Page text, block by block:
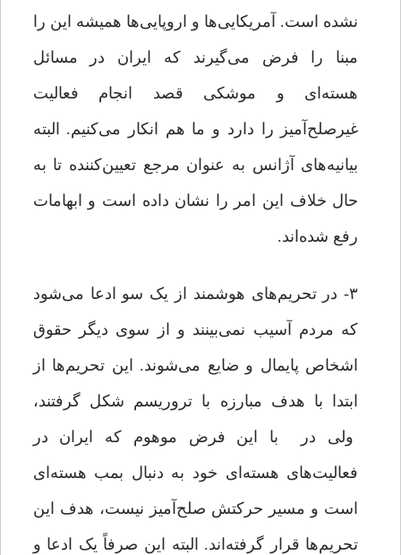
نشده است. آمریکایی‌ها و اروپایی‌ها همیشه این را
مبنا را فرض می‌گیرند که ایران در مسائل
هسته‌ای و موشکی قصد انجام فعالیت
غیرصلح‌آمیز را دارد و ما هم انکار می‌کنیم. البته
بیانیه‌های آژانس به عنوان مرجع تعیین‌کننده تا به
حال خلاف این امر را نشان داده است و ابهامات
رفع شده‌اند.
۳- در تحریم‌های هوشمند از یک سو ادعا می‌شود
که مردم آسیب نمی‌بینند و از سوی دیگر حقوق
اشخاص پایمال و ضایع می‌شوند. این تحریم‌ها از
ابتدا با هدف مبارزه با تروریسم شکل گرفتند،
ولی در با این فرض موهوم که ایران در
فعالیت‌های هسته‌ای خود به دنبال بمب هسته‌ای
است و مسیر حرکتش صلح‌آمیز نیست، هدف این
تحریم‌ها قرار گرفته‌اند. البته این صرفاً یک ادعا و